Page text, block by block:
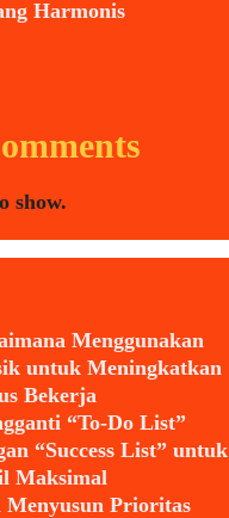
Harmonis
show.
Menggunakan
untuk Meningkatkan
Bekerja
“To-Do List”
“Success List” untuk
Maksimal
Menyusun Prioritas